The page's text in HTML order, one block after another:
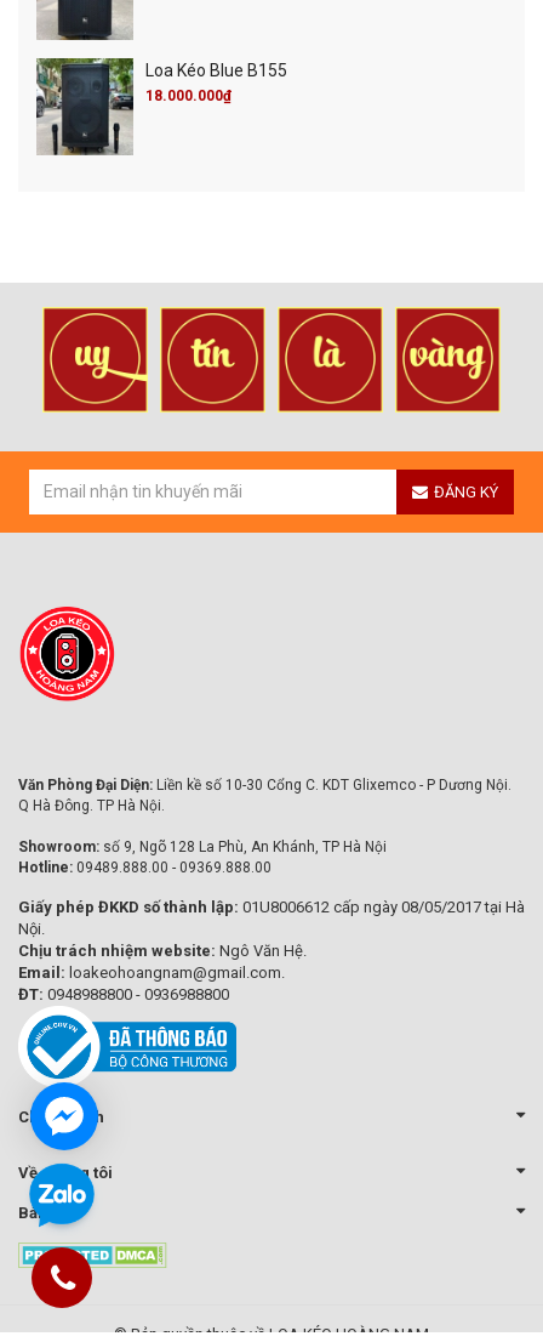
Loa Kéo Blue B155
18.000.000₫
ĐĂNG KÝ
Văn Phòng Đại Diện: Liền kề số 10-30 Cổng C. KDT Glixemco - P Dương Nội.
Q Hà Đông. TP Hà Nội.
Showroom: số 9, Ngõ 128 La Phù, An Khánh, TP Hà Nội
Hotline: 09489.888.00 - 09369.888.00
Giấy phép ĐKKD số thành lập: 01U8006612 cấp ngày 08/05/2017 tại Hà
Nội.
Chịu trách nhiệm website: Ngô Văn Hệ.
Email: loakeohoangnam@gmail.com.
ĐT: 0948988800 - 0936988800
Chính sách
Về chúng tôi
Bản đồ
© Bản quyền thuộc về LOA KÉO HOÀNG NAM